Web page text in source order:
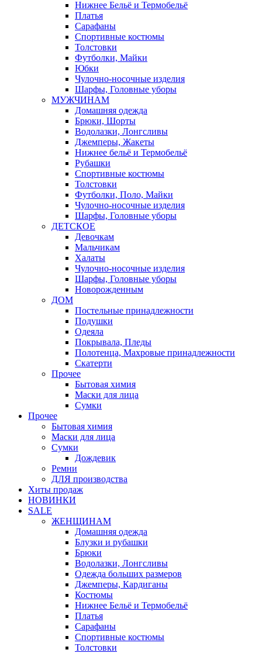
Нижнее Бельё и Термобельё
Платья
Сарафаны
Спортивные костюмы
Толстовки
Футболки, Майки
Юбки
Чулочно-носочные изделия
Шарфы, Головные уборы
МУЖЧИНАМ
Домашняя одежда
Брюки, Шорты
Водолазки, Лонгсливы
Джемперы, Жакеты
Нижнее бельё и Термобельё
Рубашки
Спортивные костюмы
Толстовки
Футболки, Поло, Майки
Чулочно-носочные изделия
Шарфы, Головные уборы
ДЕТСКОЕ
Девочкам
Мальчикам
Халаты
Чулочно-носочные изделия
Шарфы, Головные уборы
Новорожденным
ДОМ
Постельные принадлежности
Подушки
Одеяла
Покрывала, Пледы
Полотенца, Махровые принадлежности
Скатерти
Прочее
Бытовая химия
Маски для лица
Сумки
Прочее
Бытовая химия
Маски для лица
Сумки
Дождевик
Ремни
ДЛЯ производства
Хиты продаж
НОВИНКИ
SALE
ЖЕНЩИНАМ
Домашняя одежда
Блузки и рубашки
Брюки
Водолазки, Лонгсливы
Одежда больших размеров
Джемперы, Кардиганы
Костюмы
Нижнее Бельё и Термобельё
Платья
Сарафаны
Спортивные костюмы
Толстовки